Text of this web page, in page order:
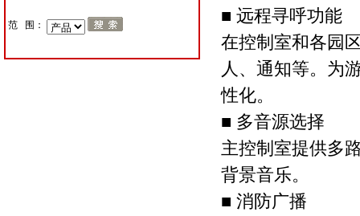
范 围：
■ 远程寻呼功能
在控制室和各园
人、通知等。为
性化。
■ 多音源选择
主控制室提供多
背景音乐。
■ 消防广播